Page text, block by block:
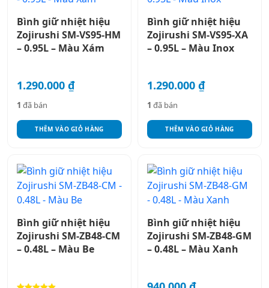
Bình giữ nhiệt hiệu
Zojirushi SM-VS95-HM
– 0.95L – Màu Xám
1.290.000 ₫
1 đã bán
THÊM VÀO GIỎ HÀNG
Bình giữ nhiệt hiệu
Zojirushi SM-VS95-XA
– 0.95L – Màu Inox
1.290.000 ₫
1 đã bán
THÊM VÀO GIỎ HÀNG
Bình giữ nhiệt hiệu
Zojirushi SM-ZB48-CM
– 0.48L – Màu Be
Bình giữ nhiệt hiệu
Zojirushi SM-ZB48-GM
– 0.48L – Màu Xanh